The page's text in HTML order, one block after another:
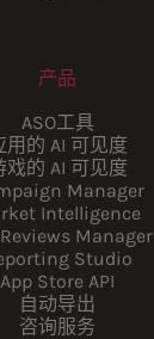
产品
ASO工具
用的 AI 可见度
戏的 AI 可见度
Manager
Intelligence
Manager
Studio
App Store API
自动导出
咨询服务